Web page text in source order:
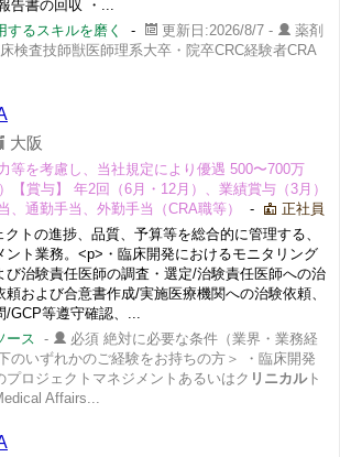
告書の回収 ・...
するスキルを磨く
- 更新日:2026/8/7 -
薬剤
検査技師獣医師理系大卒・院卒CRC経験者CRA
大阪
等を考慮し、当社規定により優遇 500〜700万
【賞与】 年2回（6月・12月）、業績賞与（3月）
、通勤手当、外勤手当（CRA職等）
-
正社員
トの進捗、品質、予算等を総合的に管理する、
ント業務。<p>・臨床開発におけるモニタリング
び治験責任医師の調査・選定/治験責任医師への治
および合意書作成/実施医療機関への治験依頼、
GCP等遵守確認、...
ース
-
必須 絶対に必要な条件（業界・業務経
のいずれかのご経験をお持ちの方＞ ・臨床開発
プロジェクトマネジメントあるいはク リニカルト
Affairs...